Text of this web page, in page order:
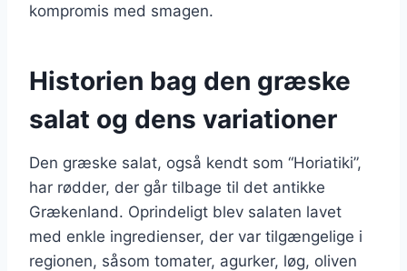
kompromis med smagen.
Historien bag den græske
salat og dens variationer
Den græske salat, også kendt som “Horiatiki”,
har rødder, der går tilbage til det antikke
Grækenland. Oprindeligt blev salaten lavet
med enkle ingredienser, der var tilgængelige i
regionen, såsom tomater, agurker, løg, oliven